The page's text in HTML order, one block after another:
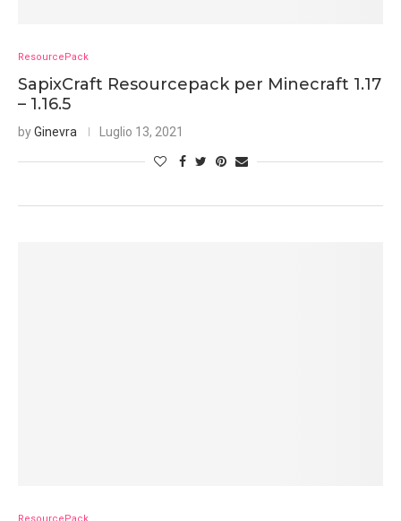
ResourcePack
SapixCraft Resourcepack per Minecraft 1.17
– 1.16.5
byGinevra Luglio 13, 2021